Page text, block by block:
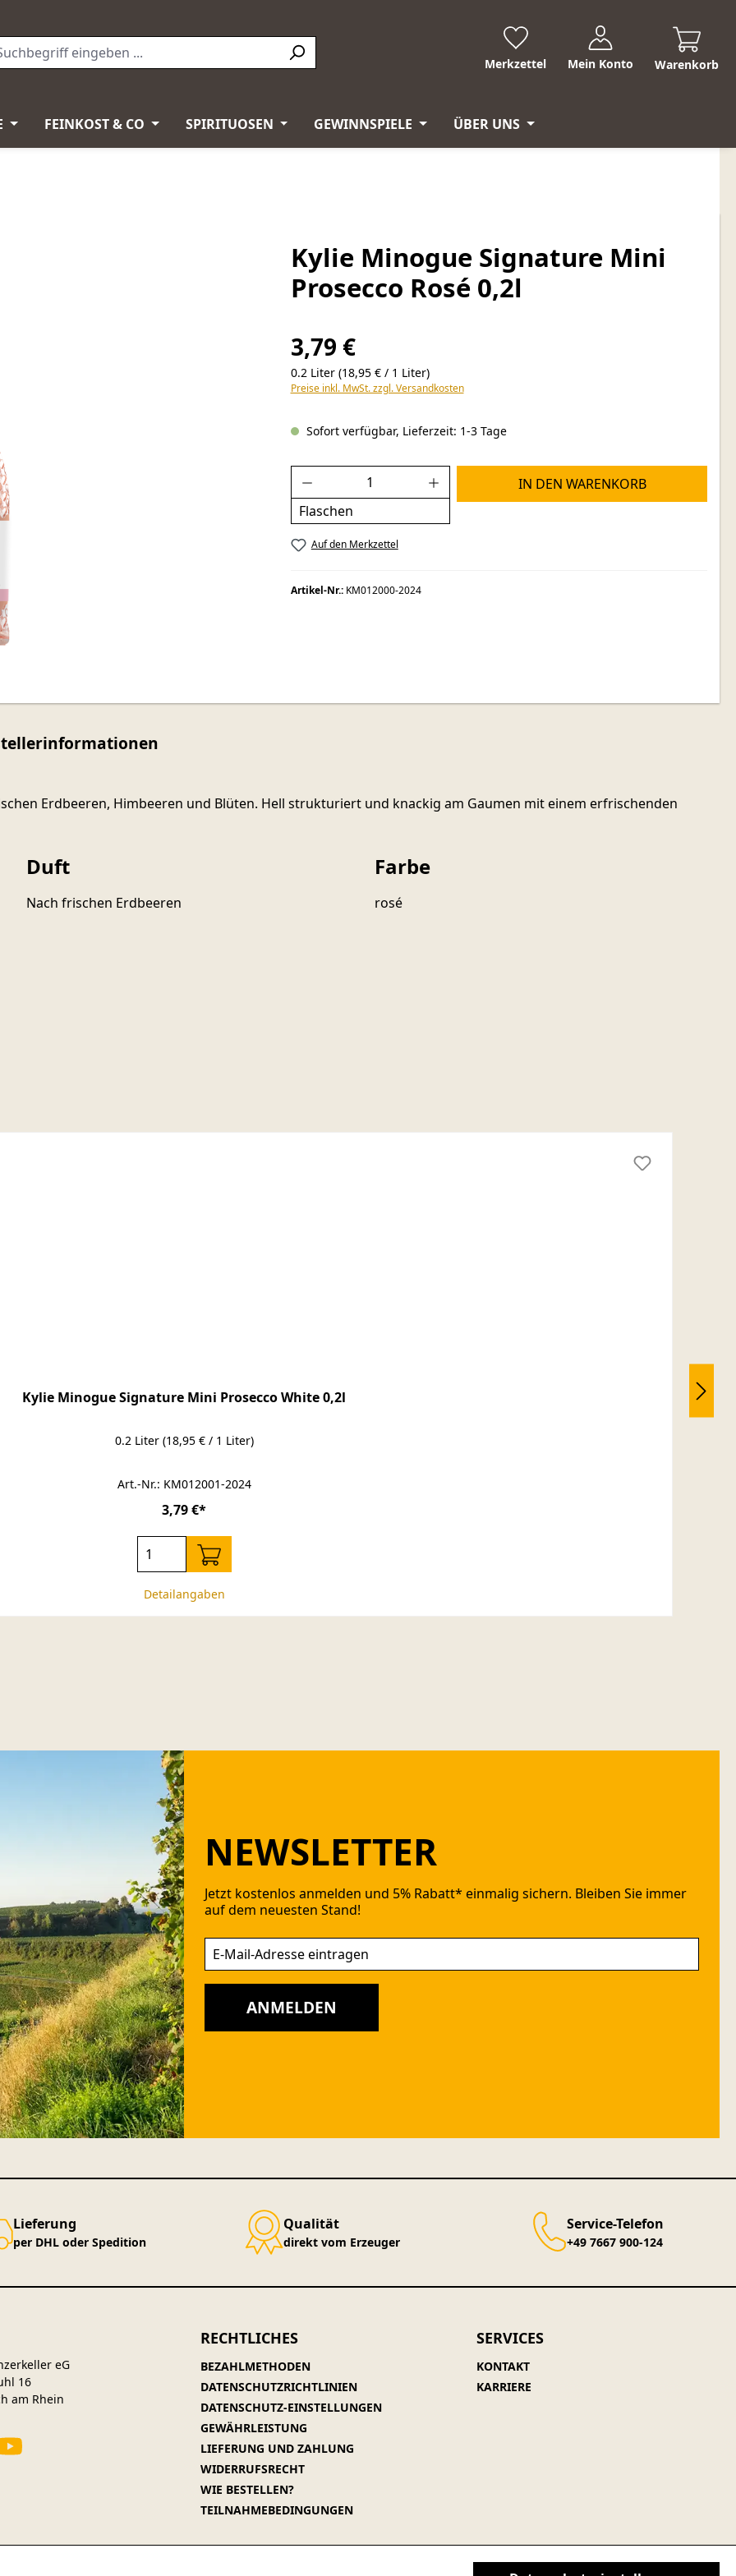
Merkzettel Mein Konto Warenkorb
FEINKOST & CO SPIRITUOSEN GEWINNSPIELE ÜBER UNS
Kylie Minogue Signature Mini
Prosecco Rosé 0,2l
3,79 €
0.2 Liter (18,95 € / 1 Liter)
Preise inkl. MwSt. zzgl. Versandkosten
Sofort verfügbar, Lieferzeit: 1-3 Tage
Produkt Anzahl: Gib den gewünschten Wert
Flaschen
IN DEN WARENKORB
Auf den Merkzettel
Artikel-Nr.: KM012000-2024
Erdbeeren, Himbeeren und Blüten. Hell strukturiert und knackig am Gaumen mit einem erfrischenden
Duft
Nach frischen Erdbeeren
Farbe
rosé
Kylie Minogue Signature Mini Prosecco White 0,2l
0.2 Liter (18,95 € / 1 Liter)
Art.-Nr.: KM012001-2024
3,79 €*
Detailangaben
NEWSLETTER
Jetzt kostenlos anmelden und 5% Rabatt* einmalig sichern. Bleiben Sie immer
auf dem neuesten Stand!
ANMELDEN
Lieferung
per DHL oder Spedition
Qualität
direkt vom Erzeuger
Service-Telefon
+49 7667 900-124
eG
16
am Rhein
RECHTLICHES
BEZAHLMETHODEN
DATENSCHUTZRICHTLINIEN
DATENSCHUTZ-EINSTELLUNGEN
GEWÄHRLEISTUNG
LIEFERUNG UND ZAHLUNG
WIDERRUFSRECHT
WIE BESTELLEN?
TEILNAHMEBEDINGUNGEN
SERVICES
KONTAKT
KARRIERE